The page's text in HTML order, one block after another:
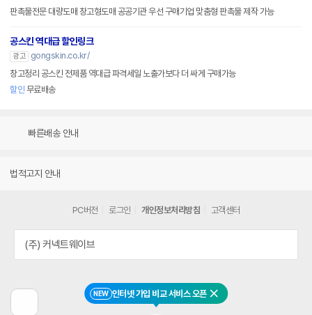
NEW 인터넷 가입 비교 서비스 오픈 닫기
판촉물전문 대량도매 창고형도매 공공기관 우선 구매기업 맞춤형 판촉물 제작 가능
공스킨 역대급 할인링크
광고
gongskin.co.kr/
창고정리 공스킨 전제품 역대급 파격세일 노출가보다 더 싸게 구매가능
할인 무료배송
빠른배송 안내
법적고지 안내
PC버전 로그인 개인정보처리방침 고객센터
(주) 커넥트웨이브